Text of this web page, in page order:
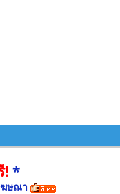
! *
ฆษณา